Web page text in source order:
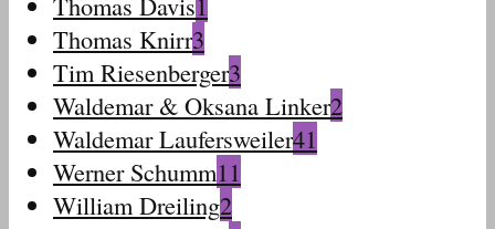
Thomas Knirr3
Tim Riesenberger3
Waldemar & Oksana Linker2
Waldemar Laufersweiler41
Werner Schumm11
William Dreiling2